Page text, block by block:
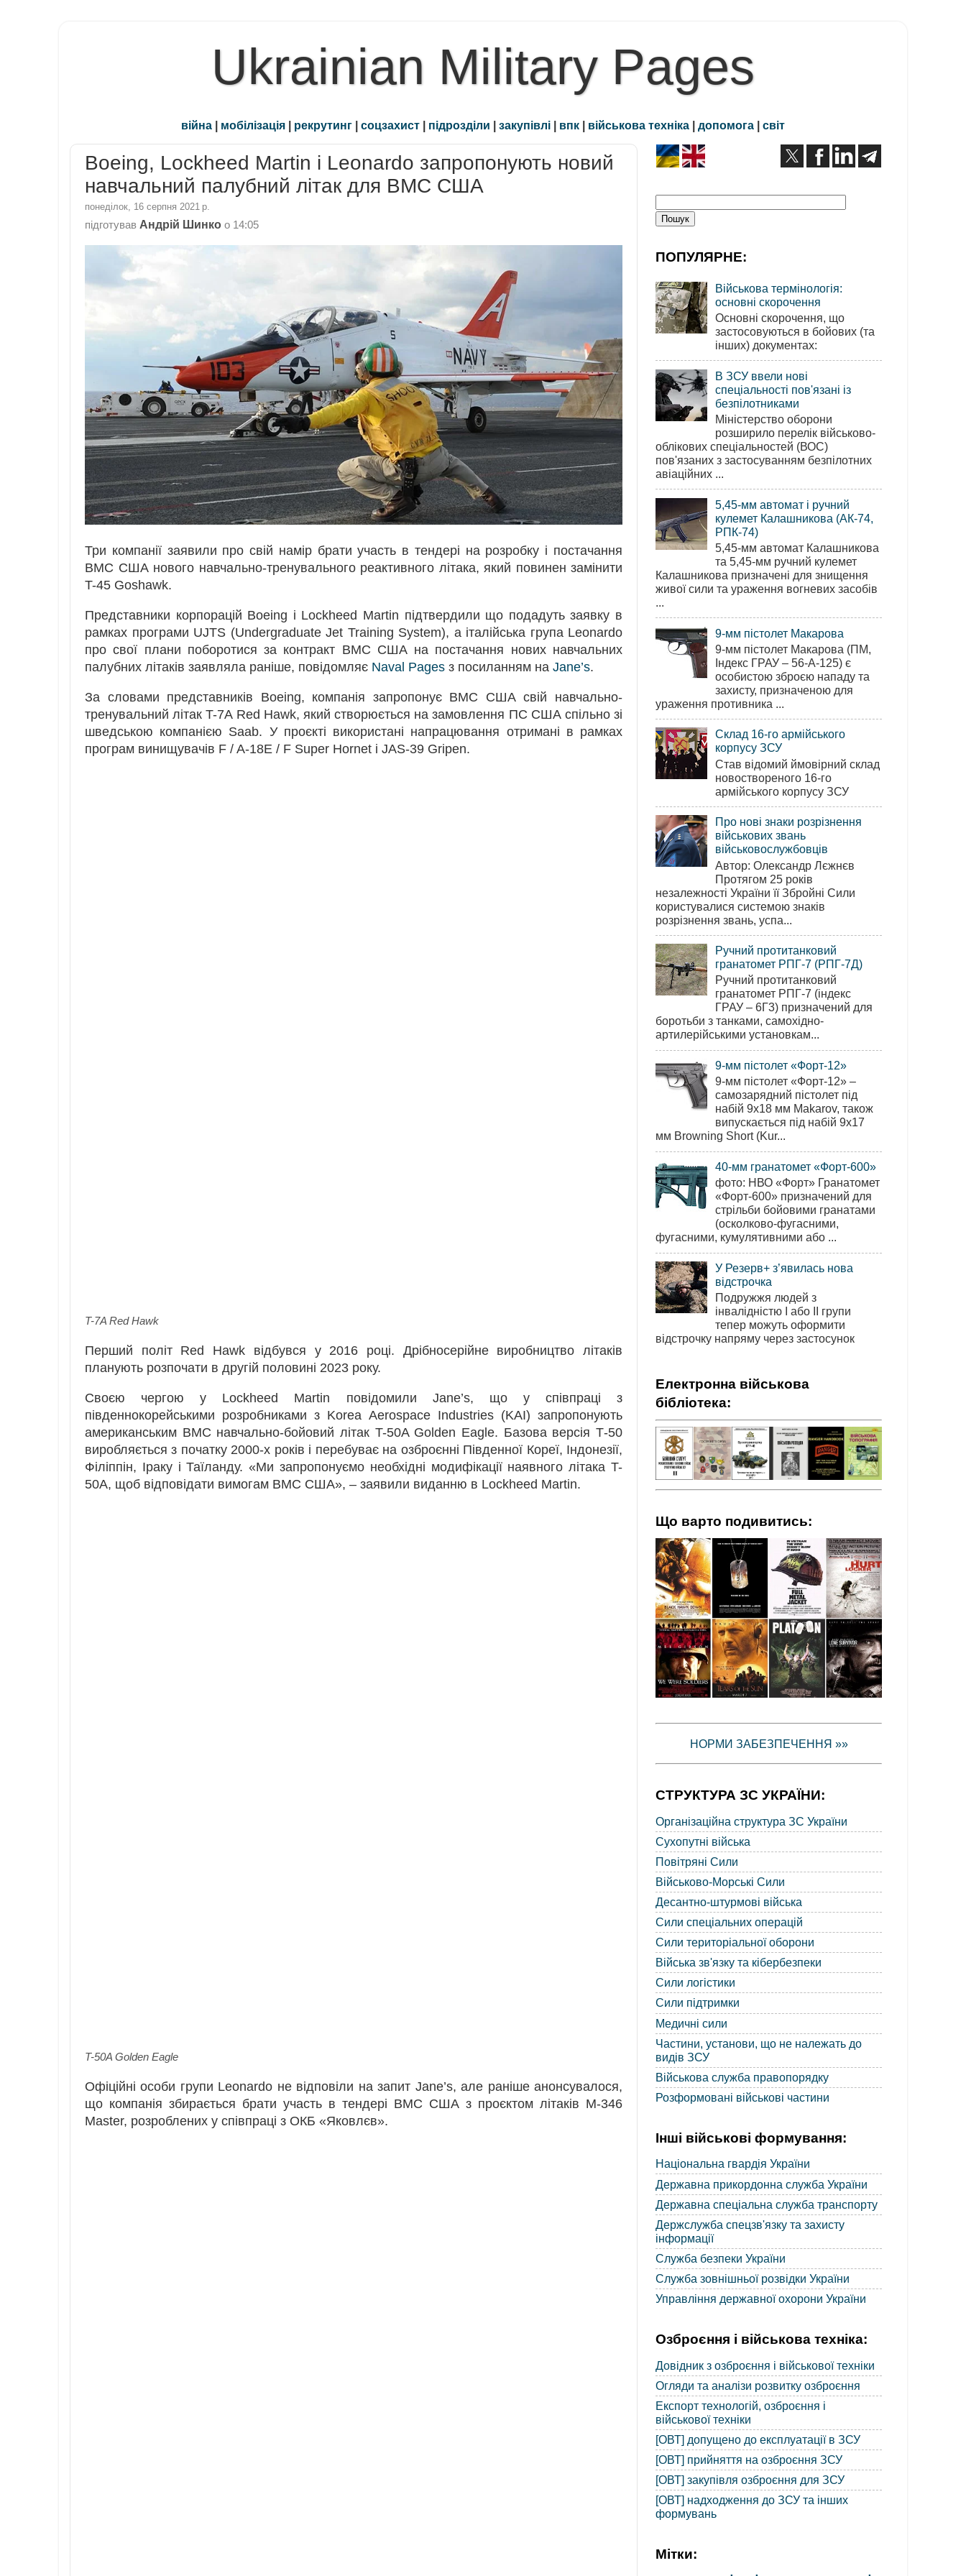
Ukrainian Military Pages
війна | мобілізація | рекрутинг | соцзахист | підрозділи | закупівлі | впк | військова техніка | допомога | світ
Boeing, Lockheed Martin і Leonardo запропонують новий
навчальний палубний літак для ВМС США
понеділок, 16 серпня 2021 р.
підготував Андрій Шинко о 14:05
Три компанії заявили про свій намір брати участь в тендері на розробку і постачання
ВМС США нового навчально-тренувального реактивного літака, який повинен замінити
T-45 Goshawk.
Представники корпорацій Boeing і Lockheed Martin підтвердили що подадуть заявку в
рамках програми UJTS (Undergraduate Jet Training System), а італійська група Leonardo
про свої плани поборотися за контракт ВМС США на постачання нових навчальних
палубних літаків заявляла раніше, повідомляє Naval Pages з посиланням на Jane’s.
За словами представників Boeing, компанія запропонує ВМС США свій навчально-
тренувальний літак T-7A Red Hawk, який створюється на замовлення ПС США спільно зі
шведською компанією Saab. У проєкті використані напрацювання отримані в рамках
програм винищувачів F / A-18E / F Super Hornet і JAS-39 Gripen.
T-7A Red Hawk
Перший політ Red Hawk відбувся у 2016 році. Дрібносерійне виробництво літаків
планують розпочати в другій половині 2023 року.
Своєю чергою у Lockheed Martin повідомили Jane’s, що у співпраці з
південнокорейськими розробниками з Korea Aerospace Industries (KAI) запропонують
американським ВМС навчально-бойовий літак T-50A Golden Eagle. Базова версія Т-50
виробляється з початку 2000-х років і перебуває на озброєнні Південної Кореї, Індонезії,
Філіппін, Іраку і Таїланду. «Ми запропонуємо необхідні модифікації наявного літака T-
50A, щоб відповідати вимогам ВМС США», – заявили виданню в Lockheed Martin.
T-50A Golden Eagle
Офіційні особи групи Leonardo не відповіли на запит Jane’s, але раніше анонсувалося,
що компанія збирається брати участь в тендері ВМС США з проєктом літаків M-346
Master, розроблених у співпраці з ОКБ «Яковлєв».
ПОПУЛЯРНЕ:
Військова термінологія:
основні скорочення
Основні скорочення, що
застосовуються в бойових (та
інших) документах:
В ЗСУ ввели нові
спеціальності пов'язані із
безпілотниками
Міністерство оборони
розширило перелік військово-
облікових спеціальностей (ВОС)
пов'язаних з застосуванням безпілотних
авіаційних ...
5,45-мм автомат і ручний
кулемет Калашникова (АК-74,
РПК-74)
5,45-мм автомат Калашникова
та 5,45-мм ручний кулемет
Калашникова призначені для знищення
живої сили та ураження вогневих засобів
...
9-мм пістолет Макарова
9-мм пістолет Макарова (ПМ,
Індекс ГРАУ – 56-А-125) є
особистою зброєю нападу та
захисту, призначеною для
ураження противника ...
Склад 16-го армійського
корпусу ЗСУ
Став відомий ймовірний склад
новоствореного 16-го
армійського корпусу ЗСУ
Про нові знаки розрізнення
військових звань
військовослужбовців
Автор: Олександр Лєжнєв
Протягом 25 років
незалежності України її Збройні Сили
користувалися системою знаків
розрізнення звань, успа...
Ручний протитанковий
гранатомет РПГ-7 (РПГ-7Д)
Ручний протитанковий
гранатомет РПГ-7 (індекс
ГРАУ – 6Г3) призначений для
боротьби з танками, самохідно-
артилерійськими установкам...
9-мм пістолет «Форт-12»
9-мм пістолет «Форт-12» –
самозарядний пістолет під
набій 9х18 мм Makarov, також
випускається під набій 9х17
мм Browning Short (Kur...
40-мм гранатомет «Форт-600»
фото: НВО «Форт» Гранатомет
«Форт-600» призначений для
стрільби бойовими гранатами
(осколково-фугасними,
фугасними, кумулятивними або ...
У Резерв+ з’явилась нова
відстрочка
Подружжя людей з
інвалідністю І або ІІ групи
тепер можуть оформити
відстрочку напряму через застосунок
Електронна військова
бібліотека:
Що варто подивитись:
НОРМИ ЗАБЕЗПЕЧЕННЯ »»
СТРУКТУРА ЗС УКРАЇНИ:
Організаційна структура ЗС України
Сухопутні війська
Повітряні Сили
Військово-Морські Сили
Десантно-штурмові війська
Сили спеціальних операцій
Сили територіальної оборони
Війська зв'язку та кібербезпеки
Сили логістики
Сили підтримки
Медичні сили
Частини, установи, що не належать до
видів ЗСУ
Військова служба правопорядку
Розформовані військові частини
Інші військові формування:
Національна гвардія України
Державна прикордонна служба України
Державна спеціальна служба транспорту
Держслужба спецзв'язку та захисту
інформації
Служба безпеки України
Служба зовнішньої розвідки України
Управління державної охорони України
Озброєння і військова техніка:
Довідник з озброєння і військової техніки
Огляди та аналізи розвитку озброєння
Експорт технологій, озброєння і
військової техніки
[ОВТ] допущено до експлуатації в ЗСУ
[ОВТ] прийняття на озброєння ЗСУ
[ОВТ] закупівля озброєння для ЗСУ
[ОВТ] надходження до ЗСУ та інших
формувань
Мітки: